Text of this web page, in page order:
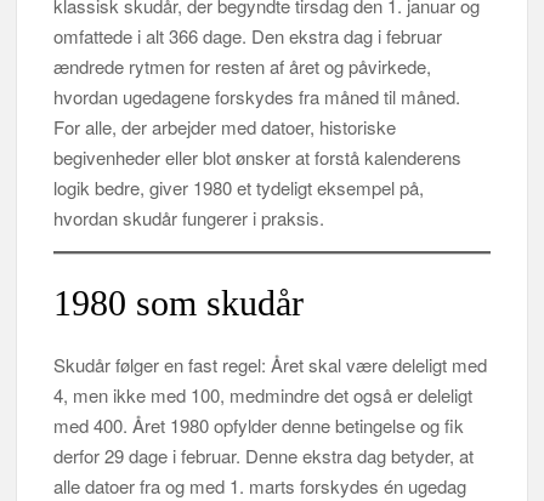
klassisk skudår, der begyndte tirsdag den 1. januar og
omfattede i alt 366 dage. Den ekstra dag i februar
ændrede rytmen for resten af året og påvirkede,
hvordan ugedagene forskydes fra måned til måned.
For alle, der arbejder med datoer, historiske
begivenheder eller blot ønsker at forstå kalenderens
logik bedre, giver 1980 et tydeligt eksempel på,
hvordan skudår fungerer i praksis.
1980 som skudår
Skudår følger en fast regel: Året skal være deleligt med
4, men ikke med 100, medmindre det også er deleligt
med 400. Året 1980 opfylder denne betingelse og fik
derfor 29 dage i februar. Denne ekstra dag betyder, at
alle datoer fra og med 1. marts forskydes én ugedag